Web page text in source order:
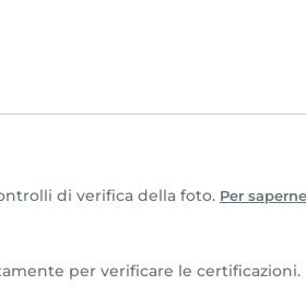
di verifica della foto. Per
per verificare le certificazioni.